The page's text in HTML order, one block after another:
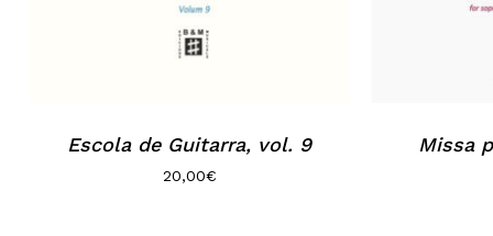
Escola de Guitarra, vol. 9
20,00€
Missa